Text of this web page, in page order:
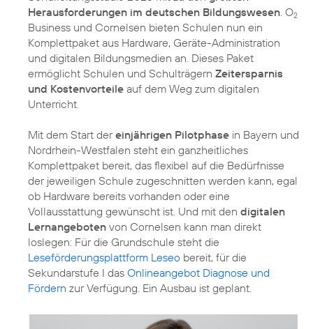
Herausforderungen im deutschen Bildungswesen. O2
Business und Cornelsen bieten Schulen nun ein
Komplettpaket aus Hardware, Geräte-Administration
und digitalen Bildungsmedien an. Dieses Paket
ermöglicht Schulen und Schulträgern Zeitersparnis
und Kostenvorteile auf dem Weg zum digitalen
Unterricht.
Mit dem Start dereinjährigen Pilotphase in Bayern und
Nordrhein-Westfalen steht ein ganzheitliches
Komplettpaket bereit, das flexibel auf die Bedürfnisse
der jeweiligen Schule zugeschnitten werden kann, egal
ob Hardware bereits vorhanden oder eine
Vollausstattung gewünscht ist. Und mit den digitalen
Lernangeboten von Cornelsen kann man direkt
loslegen: Für die Grundschule steht die
Leseförderungsplattform Leseo bereit, für die
Sekundarstufe I das Onlineangebot Diagnose und
Fördern zur Verfügung. Ein Ausbau ist geplant.